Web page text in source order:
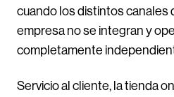
cuando los distintos canales
empresa no se integran y
completamente
Servicio al cliente, la tienda